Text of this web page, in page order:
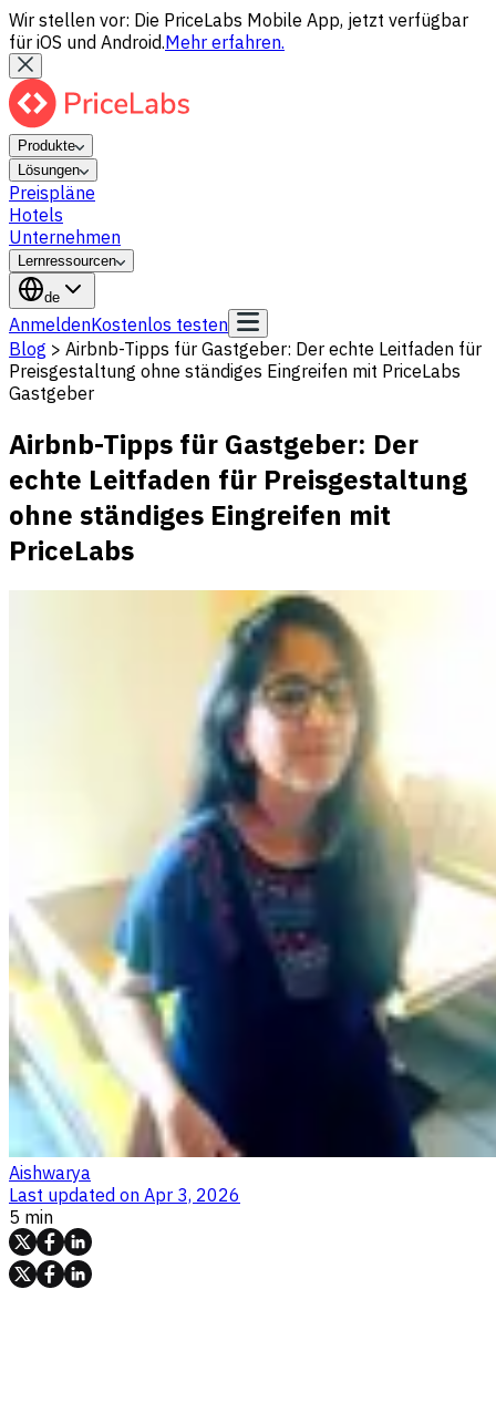
Wir stellen vor: Die PriceLabs Mobile App, jetzt verfügbar
für iOS und Android.Mehr erfahren.
Produkte
Lösungen
Preispläne
Hotels
Unternehmen
Lernressourcen
de
AnmeldenKostenlos testen
Blog > Airbnb-Tipps für Gastgeber: Der echte Leitfaden für
Preisgestaltung ohne ständiges Eingreifen mit PriceLabs
Gastgeber
Airbnb-Tipps für Gastgeber: Der
echte Leitfaden für Preisgestaltung
ohne ständiges Eingreifen mit
PriceLabs
Aishwarya
Last updated on Apr 3, 2026
5 min